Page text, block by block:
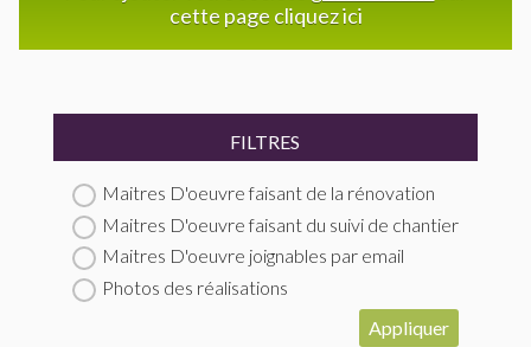
cette page cliquez ici
FILTRES
Maitres D'oeuvre faisant de la rénovation
Maitres D'oeuvre faisant du suivi de chantier
Maitres D'oeuvre joignables par email
Photos des réalisations
Appliquer